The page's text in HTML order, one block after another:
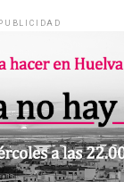
PUBLICIDAD